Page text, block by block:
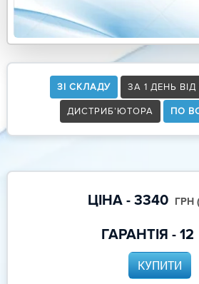
ЗІ СКЛАДУ ЗА 1 ДЕНЬ
ДИСТРИБ’ЮТОРА ПО
ЦІНА - 3340 ГРН
ГАРАНТІЯ - 12
КУПИТИ